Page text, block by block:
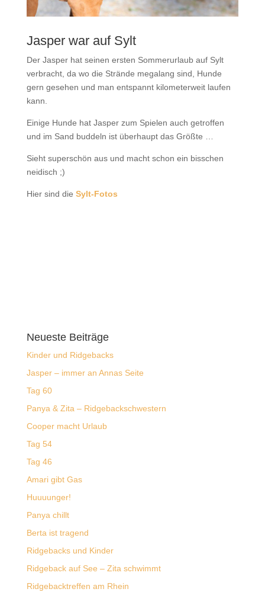
Jasper war auf Sylt
Der Jasper hat seinen ersten Sommerurlaub auf Sylt
verbracht, da wo die Strände megalang sind, Hunde
gern gesehen und man entspannt kilometerweit laufen
kann.
Einige Hunde hat Jasper zum Spielen auch getroffen
und im Sand buddeln ist überhaupt das Größte …
Sieht superschön aus und macht schon ein bisschen
neidisch ;)
Hier sind die Sylt-Fotos
Neueste Beiträge
Kinder und Ridgebacks
Jasper – immer an Annas Seite
Tag 60
Panya & Zita – Ridgebackschwestern
Cooper macht Urlaub
Tag 54
Tag 46
Amari gibt Gas
Huuuunger!
Panya chillt
Berta ist tragend
Ridgebacks und Kinder
Ridgeback auf See – Zita schwimmt
Ridgebacktreffen am Rhein